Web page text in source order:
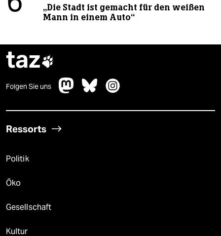
„Die Stadt ist gemacht für den weißen
Mann in einem Auto“
taz
Folgen Sie uns
Ressorts
Politik
Öko
Gesellschaft
Kultur